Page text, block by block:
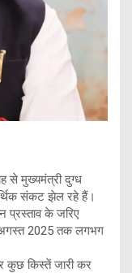
से मुख्यमंत्री दुग्ध
संकट झेल रहे हैं।
प्रस्ताव के जरिए
अगस्त 2025 तक लगभग
कुछ किस्तें जारी कर